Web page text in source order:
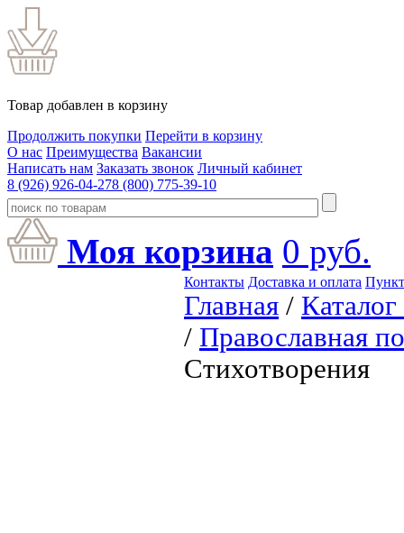
Товар добавлен в корзину
Продолжить покупки Перейти в корзину
О нас Преимущества Вакансии
Написать нам Заказать звонок Личный кабинет
8 (926) 926-04-278 (800) 775-39-10
Моя корзина 0 руб.
Контакты Доставка и оплата
Главная /
/ Православная
Стихотворения